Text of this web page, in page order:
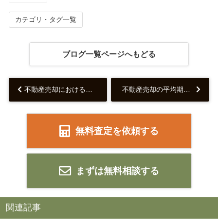
カテゴリ・タグ一覧
ブログ一覧ページへもどる
無料査定を依頼する
まずは無料相談する
関連記事